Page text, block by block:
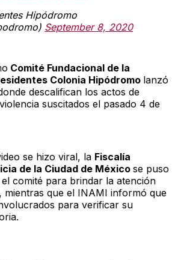
Hipódromo
September 8, 2020
Comité Fundacional de la
Colonia Hipódromo lanzó
descalifican los actos de
suscitados el pasado 4 de
se hizo viral, la Fiscalía
de la Ciudad de México se puso
comité para brindar la atención
mientras que el INAMI informó que
para verificar su